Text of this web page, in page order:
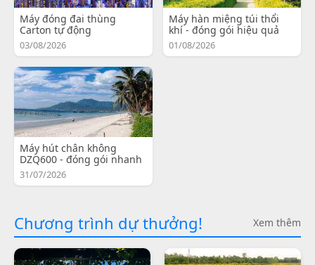
Máy đóng đai thùng
Carton tự động
03/08/2026
Máy hàn miệng túi thổi
khí - đóng gói hiệu quả
01/08/2026
Máy hút chân không
DZQ600 - đóng gói nhanh
31/07/2026
Chương trình dự thưởng! Xem thêm